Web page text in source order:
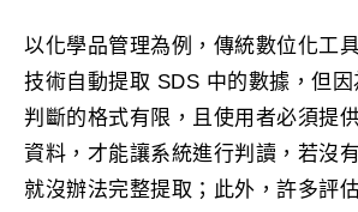
以化學品管理為例，傳統數位化工
技術自動提取 SDS 中的數據，但
判斷的格式有限，且使用者必須提
資料，才能讓系統進行判讀，若沒
就沒辦法完整提取；此外，許多評